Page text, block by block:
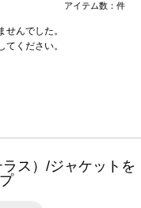
アイテム数： 件
んでした。
ください。
ス）/ジャケットを